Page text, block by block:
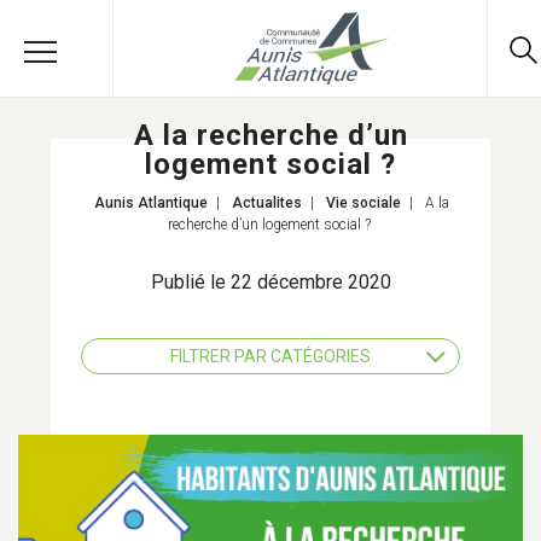
A la recherche d’un
logement social ?
Aunis Atlantique Actualites Vie sociale
A la
recherche d’un logement social ?
Publié le 22 décembre 2020
FILTRER PAR CATÉGORIES
AGRICULTURE